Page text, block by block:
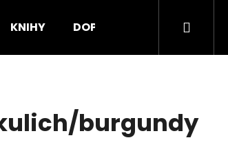
KNIHY DOPLŇKY Hledat
burgundy